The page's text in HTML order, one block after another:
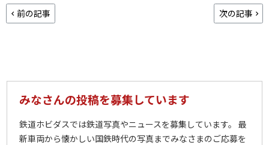
前の記事 次の記事
みなさんの投稿を募集しています
鉄道ホビダスでは鉄道写真やニュースを募集しています。 最
新車両から懐かしい国鉄時代の写真までみなさまのご応募を